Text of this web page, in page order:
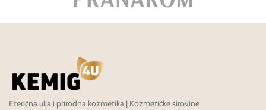
Eterična ulja i prirodna kozmetika | Kozmetičke sirovine